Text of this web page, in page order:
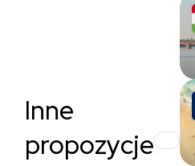
Inne
propozycje